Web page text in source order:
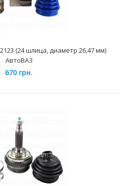
грн.
(24 шлица, диаметр 26,47 мм)
АвтоВАЗ
670 грн.